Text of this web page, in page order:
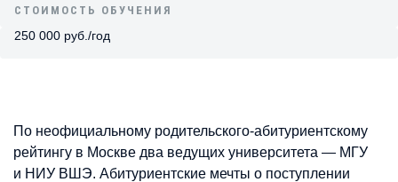
СТОИМОСТЬ ОБУЧЕНИЯ
250 000 руб./год
По неофициальному родительского-абитуриентскому
рейтингу в Москве два ведущих университета — МГУ
и НИУ ВШЭ. Абитуриентские мечты о поступлении